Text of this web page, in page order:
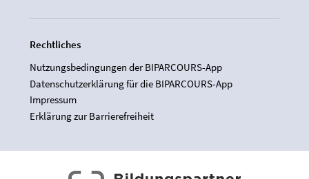
Rechtliches
Nutzungsbedingungen der BIPARCOURS-App
Datenschutzerklärung für die BIPARCOURS-App
Impressum
Erklärung zur Barrierefreiheit